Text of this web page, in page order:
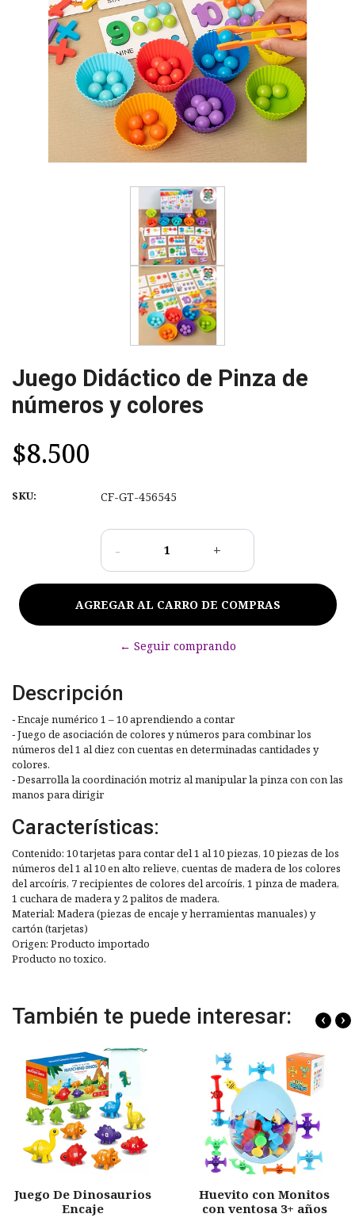
Juego Didáctico de Pinza de
números y colores
$8.500
SKU: CF-GT-456545
- +
← Seguir comprando
Descripción
− Encaje numérico 1 – 10 aprendiendo a contar
− Juego de asociación de colores y números para combinar los
números del 1 al diez con cuentas en determinadas cantidades y
colores.
− Desarrolla la coordinación motriz al manipular la pinza con con las
manos para dirigir
Características:
Contenido: 10 tarjetas para contar del 1 al 10 piezas, 10 piezas de los
números del 1 al 10 en alto relieve, cuentas de madera de los colores
del arcoíris, 7 recipientes de colores del arcoíris, 1 pinza de madera,
1 cuchara de madera y 2 palitos de madera.
Material: Madera (piezas de encaje y herramientas manuales) y
cartón (tarjetas)
Origen: Producto importado
Producto no toxico.
También te puede interesar:
Juego De Dinosaurios
Encaje
Huevito con Monitos
con ventosa 3+ años
‹ ›